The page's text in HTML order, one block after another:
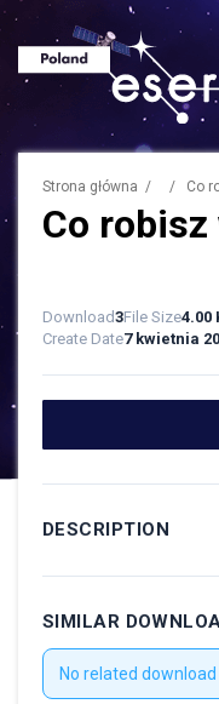
Strona główna / / Co
Co
Download3File Size4.00
Create Date7 kwietnia
DESCRIPTION
SIMILAR
No related